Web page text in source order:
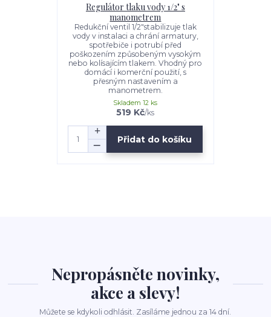
Regulátor tlaku vody 1/2" s
manometrem
Redukční ventil 1/2"stabilizuje tlak
vody v instalaci a chrání armatury,
spotřebiče i potrubí před
poškozením způsobeným vysokým
nebo kolísajícím tlakem. Vhodný pro
domácí i komerční použití, s
přesným nastavením a
manometrem.
519 Kč/ks
Skladem 12 ks
Přidat do košíku
Nepropásněte novinky,
akce a slevy!
Můžete se kdykoli odhlásit. Zasíláme jednou za 14 dní.